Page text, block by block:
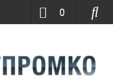
0